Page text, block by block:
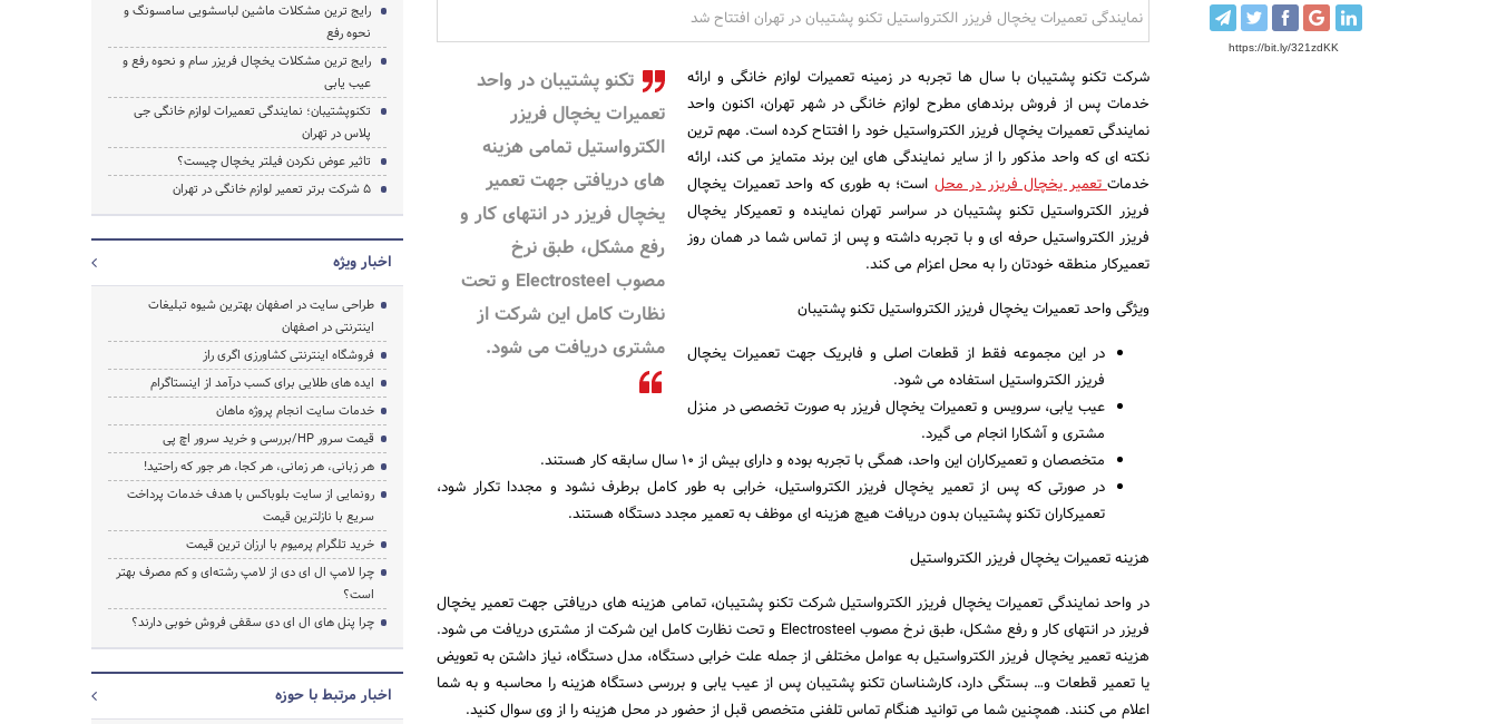
https://bit.ly/321zdKK
نمایندگی تعمیرات یخچال فریزر الکترواستیل تکنو پشتیبان در تهران افتتاح شد
تکنو پشتیبان در واحد
تعمیرات یخچال فریزر
الکترواستیل تمامی هزینه
های دریافتی جهت تعمیر
یخچال فریزر در انتهای کار و
رفع مشکل، طبق نرخ
مصوب Electrosteel و تحت
نظارت کامل این شرکت از
مشتری دریافت می شود.
شرکت تکنو پشتیبان با سال ها تجربه در زمینه تعمیرات لوازم خانگی و ارائه
خدمات پس از فروش برندهای مطرح لوازم خانگی در شهر تهران، اکنون واحد
نمایندگی تعمیرات یخچال فریزر الکترواستیل خود را افتتاح کرده است. مهم ترین
نکته ای که واحد مذکور را از سایر نمایندگی های این برند متمایز می کند، ارائه
خدماتتعمیر یخچال فریزر در محل است؛ به طوری که واحد تعمیرات یخچال
فریزر الکترواستیل تکنو پشتیبان در سراسر تهران نماینده و تعمیرکار یخچال
فریزر الکترواستیل حرفه ای و با تجربه داشته و پس از تماس شما در همان روز
تعمیرکار منطقه خودتان را به محل اعزام می کند.
ویژگی واحد تعمیرات یخچال فریزر الکترواستیل تکنو پشتیبان
در این مجموعه فقط از قطعات اصلی و فابریک جهت تعمیرات یخچال
فریزر الکترواستیل استفاده می شود.
عیب یابی، سرویس و تعمیرات یخچال فریزر به صورت تخصصی در منزل
مشتری و آشکارا انجام می گیرد.
متخصصان و تعمیرکاران این واحد، همگی با تجربه بوده و دارای بیش از 10 سال سابقه کار هستند.
در صورتی که پس از تعمیر یخچال فریزر الکترواستیل، خرابی به طور کامل برطرف نشود و مجددا تکرار شود،
تعمیرکاران تکنو پشتیبان بدون دریافت هیچ هزینه ای موظف به تعمیر مجدد دستگاه هستند.
هزینه تعمیرات یخچال فریزر الکترواستیل
در واحد نمایندگی تعمیرات یخچال فریزر الکترواستیل شرکت تکنو پشتیبان، تمامی هزینه های دریافتی جهت تعمیر یخچال
فریزر در انتهای کار و رفع مشکل، طبق نرخ مصوب Electrosteel و تحت نظارت کامل این شرکت از مشتری دریافت می شود.
هزینه تعمیر یخچال فریزر الکترواستیل به عوامل مختلفی از جمله علت خرابی دستگاه، مدل دستگاه، نیاز داشتن به تعویض
یا تعمیر قطعات و… بستگی دارد، کارشناسان تکنو پشتیبان پس از عیب یابی و بررسی دستگاه هزینه را محاسبه و به شما
اعلام می کنند. همچنین شما می توانید هنگام تماس تلفنی متخصص قبل از حضور در محل هزینه را از وی سوال کنید.
رایج ترین مشکلات ماشین لباسشویی سامسونگ و
نحوه رفع
رایج ترین مشکلات یخچال فریزر سام و نحوه رفع و
عیب یابی
تکنوپشتیبان؛ نمایندگی تعمیرات لوازم خانگی جی
پلاس در تهران
تاثیر عوض نکردن فیلتر یخچال چیست؟
5 شرکت برتر تعمیر لوازم خانگی در تهران
اخبار ویژه
طراحی سایت در اصفهان بهترین شیوه تبلیغات
اینترنتی در اصفهان
فروشگاه اینترنتی کشاورزی اگری راز
ایده های طلایی برای کسب درآمد از اینستاگرام
خدمات سایت انجام پروژه ماهان
قیمت سرور HP/بررسی و خرید سرور اچ پی
هر زبانی، هر زمانی، هر کجا، هر جور که راحتید!
رونمایی از سایت بلوباکس با هدف خدمات پرداخت
سریع با نازلترین قیمت
خرید تلگرام پرمیوم با ارزان ترین قیمت
چرا لامپ ال ای دی از لامپ رشته‌ای و کم مصرف بهتر
است؟
چرا پنل های ال ای دی سقفی فروش خوبی دارند؟
اخبار مرتبط با حوزه